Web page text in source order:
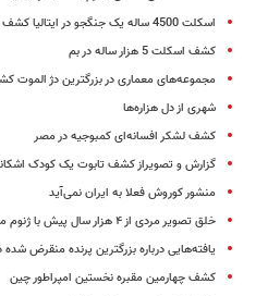
اسکلت 4500 ساله یک جنگجو در ایتالیا کشف شد
کشف اسکلت 5 هزار ساله در بم
مجموعه‌های معماری در بزرگترین دژ الموت
شهری از دل هزاره‌ها
کشف لشکر افسانه‌ای کمبوجیه در مصر
گزارش و تصویراز کشف تابوت یک کودک
منشور کوروش فعلا به ایران نمی‌آید
خلق تصویر مردی از ۴ هزار سال پیش با ژنوم منجمد
یافته‌هایی درباره بزرگترین پرنده منقرض شده
کشف چهارمین مقبره نخستین امپراطور چین